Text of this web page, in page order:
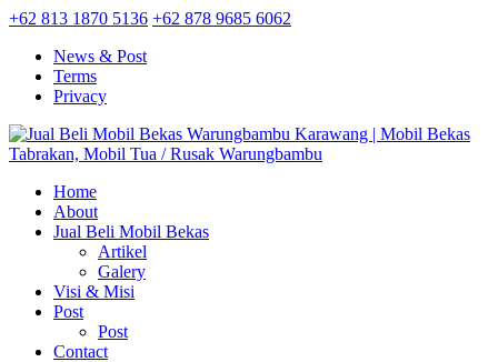
+62 813 1870 5136 +62 878 9685 6062
News & Post
Terms
Privacy
Home
About
Jual Beli Mobil Bekas
Artikel
Galery
Visi & Misi
Post
Post
Contact